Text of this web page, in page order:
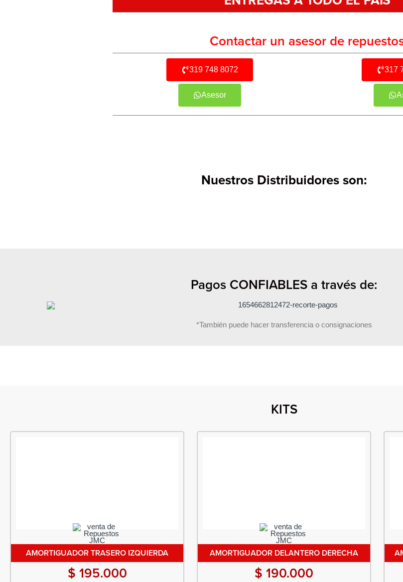
Contactar un asesor de
319 748 8072
Asesor
317
Nuestros Distribuidores son:
Pagos CONFIABLES a través de:
*También puede hacer transferencia o consignaciones
KITS
AMORTIGUADOR TRASERO IZQUIERDA
$ 195.000
AMORTIGUADOR DELANTERO DERECHA
$ 190.000